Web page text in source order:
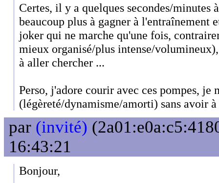
Certes, il y a quelques secondes/minutes
beaucoup plus à gagner à l'entraînement
joker qui ne marche qu'une fois,
mieux organisé/plus intense/
à aller chercher ...
Perso, j'adore courir avec ces pompes, je
(légèreté/dynamisme/amorti) sans avoir
par (invité)
16:43:21
Bonjour,